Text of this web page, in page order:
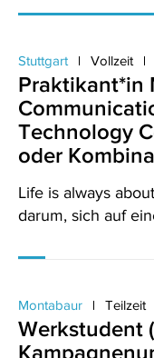
Stuttgart Vollzeit
Praktikant*in
Technology
oder
Life is always
darum, sich auf
Montabaur Teilzeit
Werkstudent